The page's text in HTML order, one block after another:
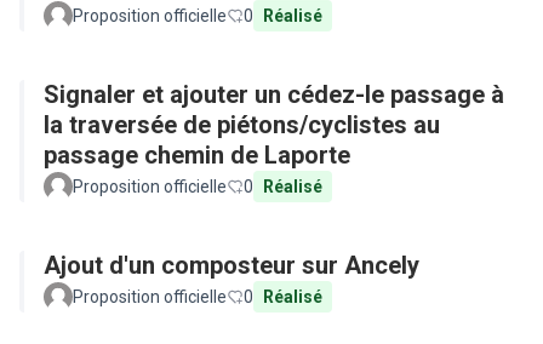
Proposition officielle 0 Réalisé
Signaler et ajouter un cédez-le passage à
la traversée de piétons/cyclistes au
passage chemin de Laporte
Proposition officielle 0 Réalisé
Ajout d'un composteur sur Ancely
Proposition officielle 0 Réalisé